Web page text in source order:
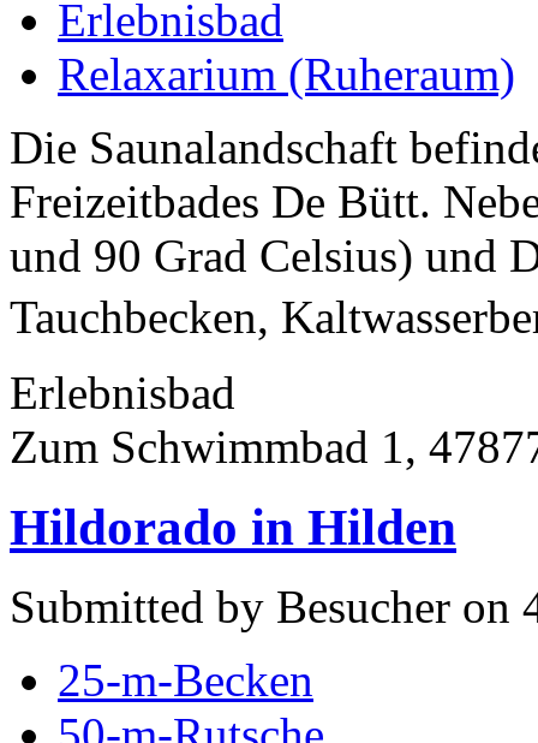
Erlebnisbad
Relaxarium (Ruheraum)
Die Saunalandschaft
Freizeitbades De Bütt.
und 90 Grad Celsius) und
Tauchbecken,
Erlebnisbad
Zum Schwimmbad 1,
Hildorado in Hilden
Submitted by Besucher on
25-m-Becken